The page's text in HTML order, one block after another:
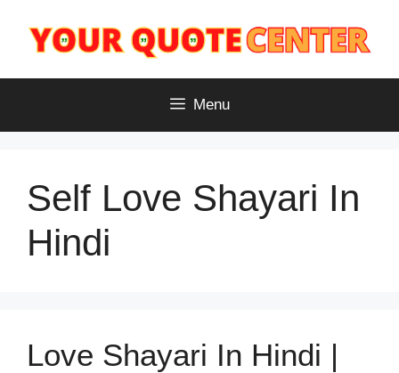
content
Menu
Self Love Shayari In
Hindi
Love Shayari In Hindi |